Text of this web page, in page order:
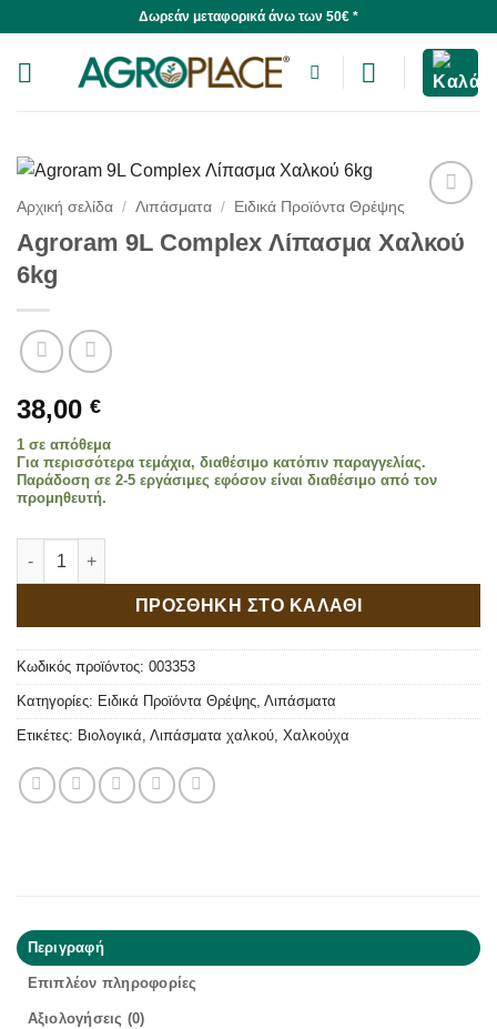
content
Δωρεάν μεταφορικά άνω των 50€ *
Αρχική σελίδα / Λιπάσματα / Ειδικά Προϊόντα Θρέψης
Agroram 9L Complex Λίπασμα Χαλκού
6kg
38,00 €
1 σε απόθεμα
Για περισσότερα τεμάχια, διαθέσιμο κατόπιν παραγγελίας.
Παράδοση σε 2-5 εργάσιμες εφόσον είναι διαθέσιμο από τον
προμηθευτή.
Agroram 9L Complex Λίπασμα Χαλκού 6kg ποσότητα
ΠΡΟΣΘΗΚΗ ΣΤΟ ΚΑΛΑΘΙ
Κωδικός προϊόντος: 003353
Κατηγορίες: Ειδικά Προϊόντα Θρέψης, Λιπάσματα
Ετικέτες: Βιολογικά, Λιπάσματα χαλκού, Χαλκούχα
Περιγραφή
Επιπλέον πληροφορίες
Αξιολογήσεις (0)